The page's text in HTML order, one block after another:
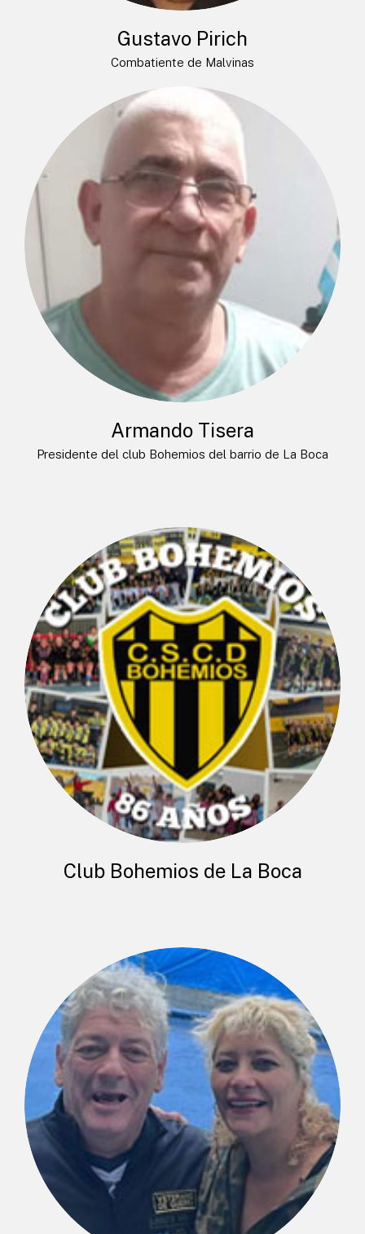
Gustavo Pirich
Combatiente de Malvinas
Armando Tisera
Presidente del club Bohemios del barrio de La Boca
Club Bohemios de La Boca